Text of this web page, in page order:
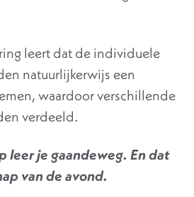
leert dat de individuele
natuurlijkerwijs een
waardoor verschillende
verdeeld.
leer je gaandeweg. En dat
van de avond.